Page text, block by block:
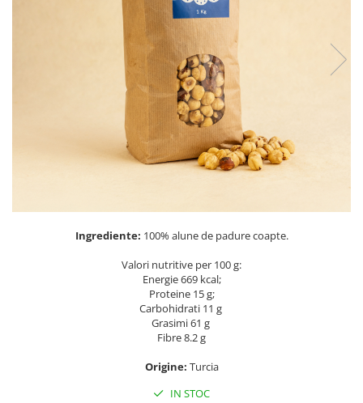
CREME ȘI PASTE TARTINABILE
CIOCOLATĂ ȘI CACAO
Ingrediente: 100% alune de padure coapte.
Valori nutritive per 100 g:
Energie 669 kcal;
Proteine 15 g;
Carbohidrati 11 g
Grasimi 61 g
Fibre 8.2 g
Origine: Turcia
IN STOC